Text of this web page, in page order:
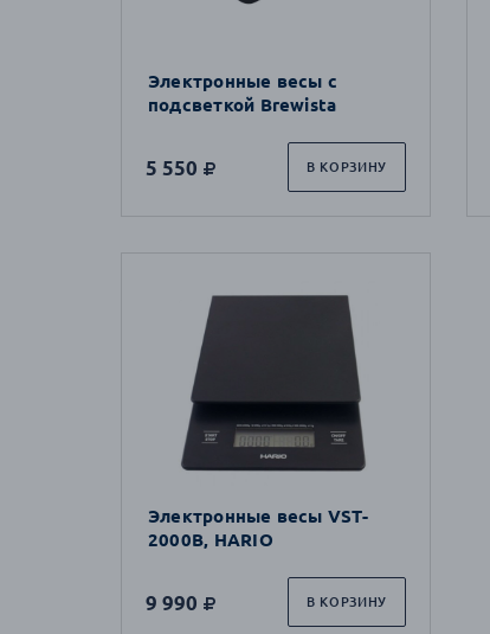
Электронные весы с
подсветкой Brewista
5 550 В КОРЗИНУ
Электронные весы VST-
2000B, HARIO
9 990 В КОРЗИНУ